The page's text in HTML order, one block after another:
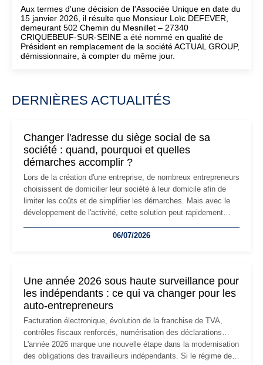
Aux termes d'une décision de l'Associée Unique en date du
15 janvier 2026, il résulte que Monsieur Loïc DEFEVER,
demeurant 502 Chemin du Mesnillet – 27340
CRIQUEBEUF-SUR-SEINE a été nommé en qualité de
Président en remplacement de la société ACTUAL GROUP,
démissionnaire, à compter du même jour.
DERNIÈRES ACTUALITÉS
Changer l'adresse du siège social de sa
société : quand, pourquoi et quelles
démarches accomplir ?
Lors de la création d'une entreprise, de nombreux entrepreneurs
choisissent de domicilier leur société à leur domicile afin de
limiter les coûts et de simplifier les démarches. Mais avec le
développement de l'activité, cette solution peut rapidement
professionnels, recrutement, image de marque… Le
06/07/2026
Une année 2026 sous haute surveillance pour
les indépendants : ce qui va changer pour les
auto-entrepreneurs
Facturation électronique, évolution de la franchise de TVA,
contrôles fiscaux renforcés, numérisation des déclarations…
L'année 2026 marque une nouvelle étape dans la modernisation
des obligations des travailleurs indépendants. Si le régime de